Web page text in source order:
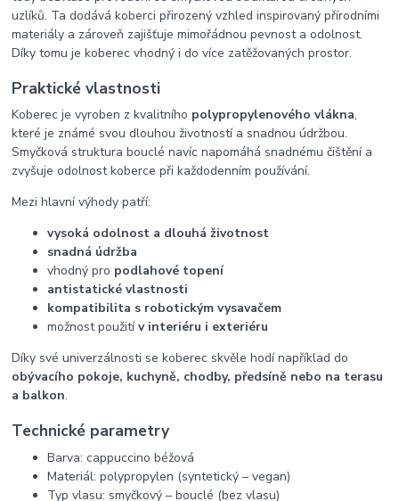
uzlíků. Ta dodává koberci přirozený vzhled inspirovaný přírodními
materiály a zároveň zajišťuje mimořádnou pevnost a odolnost.
Díky tomu je koberec vhodný i do více zatěžovaných prostor.
Praktické vlastnosti
Koberec je vyroben z kvalitního polypropylenového vlákna,
které je známé svou dlouhou životností a snadnou údržbou.
Smyčková struktura bouclé navíc napomáhá snadnému čištění a
zvyšuje odolnost koberce při každodenním používání.
Mezi hlavní výhody patří:
vysoká odolnost a dlouhá životnost
snadná údržba
vhodný pro podlahové topení
antistatické vlastnosti
kompatibilita s robotickým vysavačem
možnost použitív interiéru i exteriéru
Díky své univerzálnosti se koberec skvěle hodí například do
obývacího pokoje, kuchyně, chodby, předsíně nebo na terasu
a balkon.
Technické parametry
Barva: cappuccino béžová
Materiál: polypropylen (syntetický – vegan)
Typ vlasu: smyčkový – bouclé (bez vlasu)